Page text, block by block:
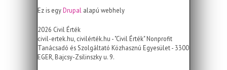
Ez is egyDrupal alapú webhely
2026 Civil Érték
civil-ertek.hu, civilérték.hu - "Civil Érték" Nonprofit
Tanácsadó és Szolgáltató Közhasznú Egyesület - 3300
EGER, Bajcsy-Zsilinszky u. 9.